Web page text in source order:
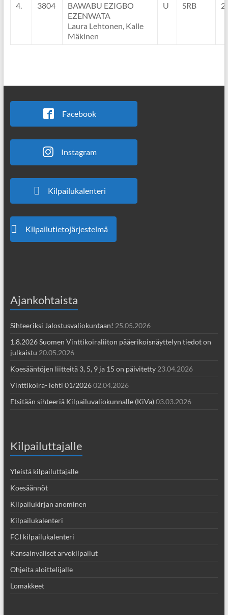
4. 3804
BAWABU EZIGBO
EZENWATA
Laura Lehtonen, Kalle
Mäkinen
U SRB
Facebook
Instagram
Kilpailukalenteri
Kilpailutietojärjestelmä
Ajankohtaista
Sihteeriksi Jalostusvaliokuntaan! 25.05.2026
1.8.2026 Suomen Vinttikoiraliiton pääerikoisnäyttelyn tiedot on
julkaistu 20.05.2026
Koesääntöjen liitteitä 3, 5, 9 ja 15 on päivitetty 23.04.2026
Vinttikoira- lehti 01/202602.04.2026
Etsitään sihteeriä Kilpailuvaliokunnalle (KiVa)03.03.2026
Kilpailuttajalle
Yleistä kilpailuttajalle
Koesäännöt
Kilpailukirjan anominen
Kilpailukalenteri
FCI kilpailukalenteri
Kansainväliset arvokilpailut
Ohjeita aloittelijalle
Lomakkeet